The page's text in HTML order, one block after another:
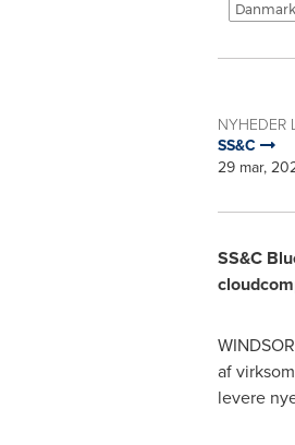
NYHEDER
SS&C
29 mar,
SS&C
af
levere